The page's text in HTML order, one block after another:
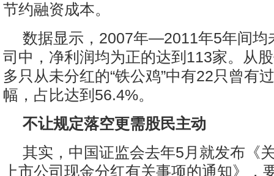
节约融资成本。
数据显示，2007年—2011年5年间均
司中，净利润均为正的达到113家。从
多只从未分红的“铁公鸡”中有22只曾有
幅，占比达到56.4%。
不让规定落空更需股民主动
其实，中国证监会去年5月就发布《
上市公司现金分红有关事项的通知》，